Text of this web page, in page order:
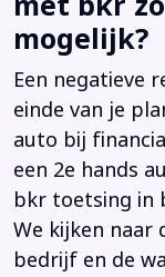
mogelijk?
Een negatieve
einde van je
auto bij
een 2e hands
bkr toetsing in
We kijken naar
bedrijf en de